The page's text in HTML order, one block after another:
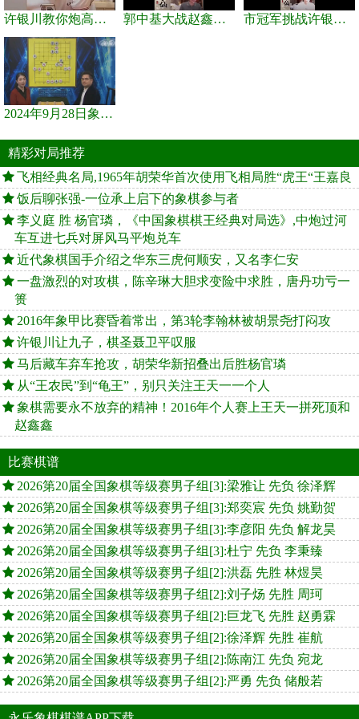
许银川教你炮高兵士象全如何赢士象全，简单四步即可 郭中基大战赵鑫鑫，许银川激情讲解 市冠军挑战许银川，急进中兵变化真激烈！
2024年9月28日象棋世界栏目，刘君、蒋川讲解了第九届杨官璘杯象棋...
精彩对局推荐
飞相经典名局,1965年胡荣华首次使用飞相局胜“虎王“王嘉良
饭后聊张强-一位承上启下的象棋参与者
李义庭 胜 杨官璘，《中国象棋棋王经典对局选》,中炮过河
车互进七兵对屏风马平炮兑车
近代象棋国手介绍之华东三虎何顺安，又名李仁安
一盘激烈的对攻棋，陈辛琳大胆求变险中求胜，唐丹功亏一
篑
2016年象甲比赛昏着常出，第3轮李翰林被胡景尧打闷攻
许银川让九子，棋圣聂卫平叹服
马后藏车弃车抢攻，胡荣华新招叠出后胜杨官璘
从“王农民”到“龟王”，别只关注王天一一个人
象棋需要永不放弃的精神！2016年个人赛上王天一拼死顶和
赵鑫鑫
比赛棋谱
2026第20届全国象棋等级赛男子组[3]:梁雅让 先负 徐泽辉
2026第20届全国象棋等级赛男子组[3]:郑奕宸 先负 姚勤贺
2026第20届全国象棋等级赛男子组[3]:李彦阳 先负 解龙昊
2026第20届全国象棋等级赛男子组[3]:杜宁 先负 李秉臻
2026第20届全国象棋等级赛男子组[2]:洪磊 先胜 林煜昊
2026第20届全国象棋等级赛男子组[2]:刘子炀 先胜 周珂
2026第20届全国象棋等级赛男子组[2]:巨龙飞 先胜 赵勇霖
2026第20届全国象棋等级赛男子组[2]:徐泽辉 先胜 崔航
2026第20届全国象棋等级赛男子组[2]:陈南江 先负 宛龙
2026第20届全国象棋等级赛男子组[2]:严勇 先负 储般若